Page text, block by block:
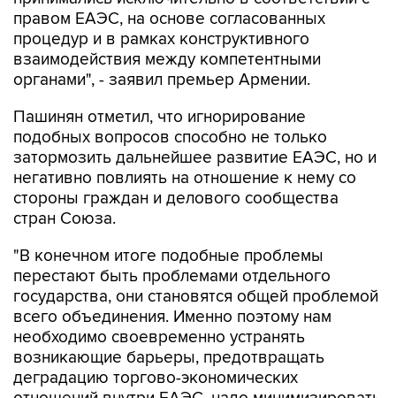
правом ЕАЭС, на основе согласованных
процедур и в рамках конструктивного
взаимодействия между компетентными
органами", - заявил премьер Армении.
Пашинян отметил, что игнорирование
подобных вопросов способно не только
затормозить дальнейшее развитие ЕАЭС, но и
негативно повлиять на отношение к нему со
стороны граждан и делового сообщества
стран Союза.
"В конечном итоге подобные проблемы
перестают быть проблемами отдельного
государства, они становятся общей проблемой
всего объединения. Именно поэтому нам
необходимо своевременно устранять
возникающие барьеры, предотвращать
деградацию торгово-экономических